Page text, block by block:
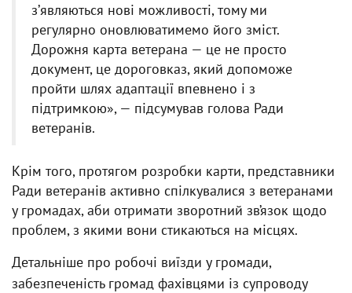
зʼявляються нові можливості, тому ми
регулярно оновлюватимемо його зміст.
Дорожня карта ветерана — це не просто
документ, це дороговказ, який допоможе
пройти шлях адаптації впевнено і з
підтримкою», — підсумував голова Ради
ветеранів.
Крім того, протягом розробки карти, представники
Ради ветеранів активно спілкувалися з ветеранами
у громадах, аби отримати зворотний зв’язок щодо
проблем, з якими вони стикаються на місцях.
Детальніше про робочі виїзди у громади,
забезпеченість громад фахівцями із супроводу